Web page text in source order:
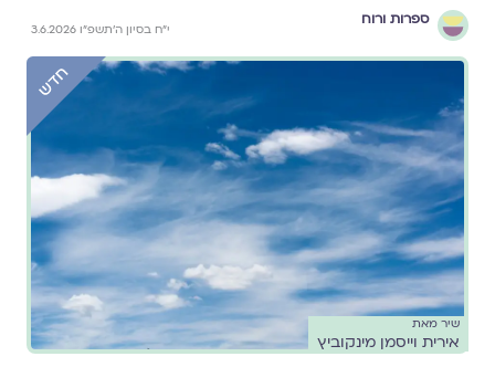
ספרות ורוח
י״ח בסיון ה׳תשפ״ו 3.6.2026
שיר מאת
אירית וייסמן מינקוביץ